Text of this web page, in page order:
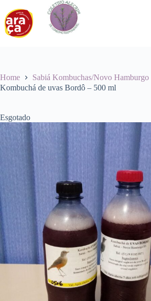
para
conteúdo
Home
Sabiá Kombuchas/Novo Hamburgo
Kombuchá de uvas Bordô – 500 ml
Esgotado